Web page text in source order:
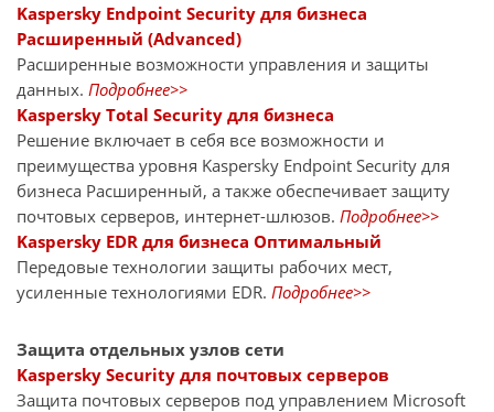
Kaspersky Endpoint Security для бизнеса
Расширенный (Advanced)
Расширенные возможности управления и защиты
данных. Подробнее>>
Kaspersky Total Security для бизнеса
Решение включает в себя все возможности и
преимущества уровня Kaspersky Endpoint Security для
бизнеса Расширенный, а также обеспечивает защиту
почтовых серверов, интернет-шлюзов. Подробнее>>
Kaspersky EDR для бизнеса Оптимальный
Передовые технологии защиты рабочих мест,
усиленные технологиями EDR. Подробнее>>
Защита отдельных узлов сети
Kaspersky Security для почтовых серверов
Защита почтовых серверов под управлением Microsoft